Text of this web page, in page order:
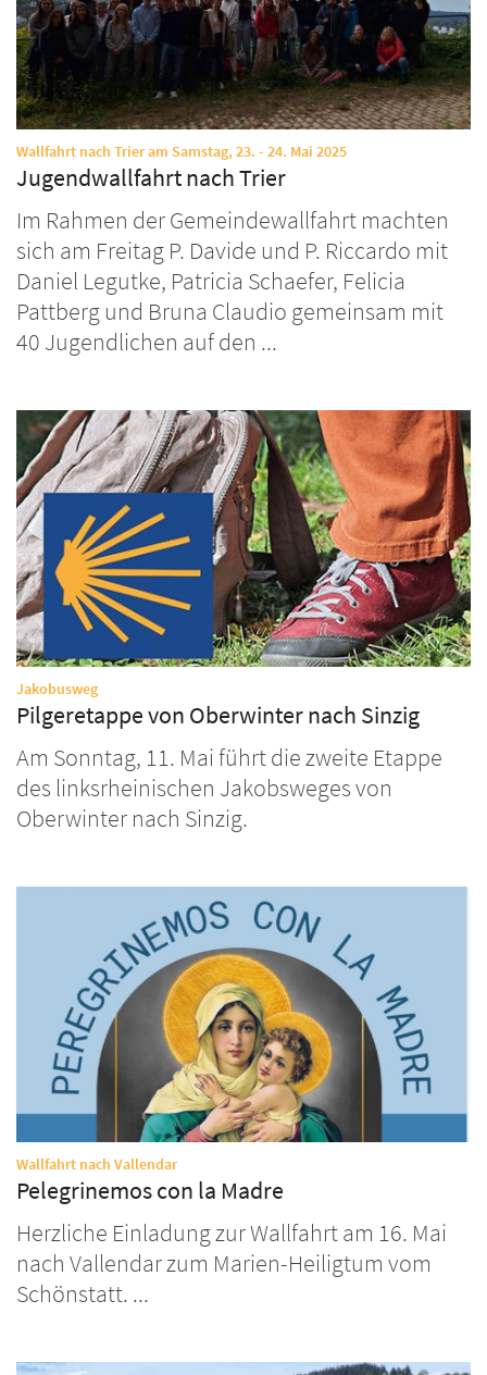
Wallfahrt nach Trier am Samstag, 23. - 24. Mai 2025:
Jugendwallfahrt nach Trier
Im Rahmen der Gemeindewallfahrt machten
sich am Freitag P. Davide und P. Riccardo mit
Daniel Legutke, Patricia Schaefer, Felicia
Pattberg und Bruna Claudio gemeinsam mit
40 Jugendlichen auf den ...
Jakobusweg:
Pilgeretappe von Oberwinter nach Sinzig
Am Sonntag, 11. Mai führt die zweite Etappe
des linksrheinischen Jakobsweges von
Oberwinter nach Sinzig.
Wallfahrt nach Vallendar:
Pelegrinemos con la Madre
Herzliche Einladung zur Wallfahrt am 16. Mai
nach Vallendar zum Marien-Heiligtum vom
Schönstatt. ...